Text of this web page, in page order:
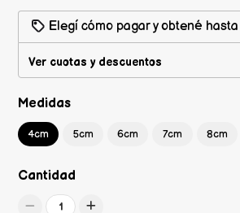
Elegí cómo pagar y obtené
Ver cuotas y descuentos
Medidas
4cm 5cm 6cm 7cm 8cm
Cantidad
1